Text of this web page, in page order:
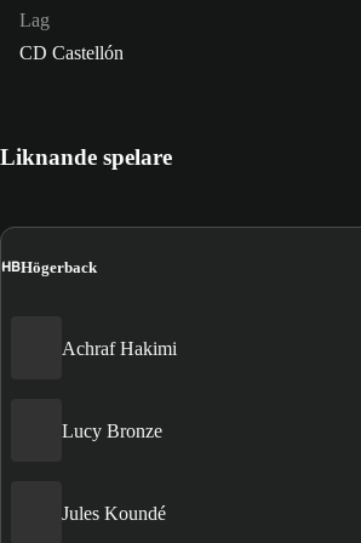
Lag
CD Castellón
Liknande spelare
HBHögerback
Achraf Hakimi
Lucy Bronze
Jules Koundé